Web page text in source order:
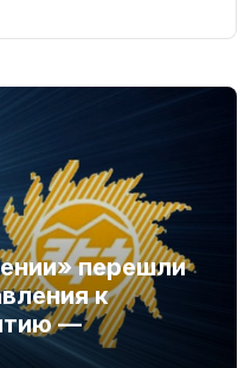
перешли
к
—